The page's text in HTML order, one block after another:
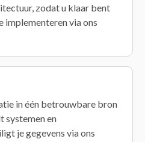
zodat u klaar bent
implementeren via ons
in één betrouwbare bron
systemen en
je gegevens via ons